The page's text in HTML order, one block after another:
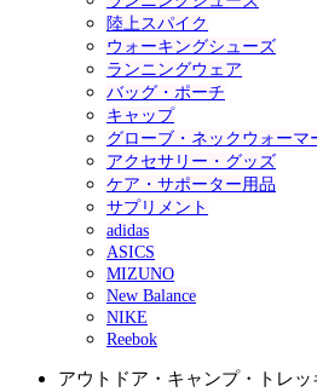
陸上スパイク
ウォーキングシューズ
ランニングウェア
バッグ・ポーチ
キャップ
グローブ・ネックウォーマ
アクセサリー・グッズ
ケア・サポーター用品
サプリメント
adidas
ASICS
MIZUNO
New Balance
NIKE
Reebok
アウトドア・キャンプ・トレッ